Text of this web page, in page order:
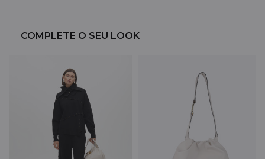
COMPLETE O SEU LOOK